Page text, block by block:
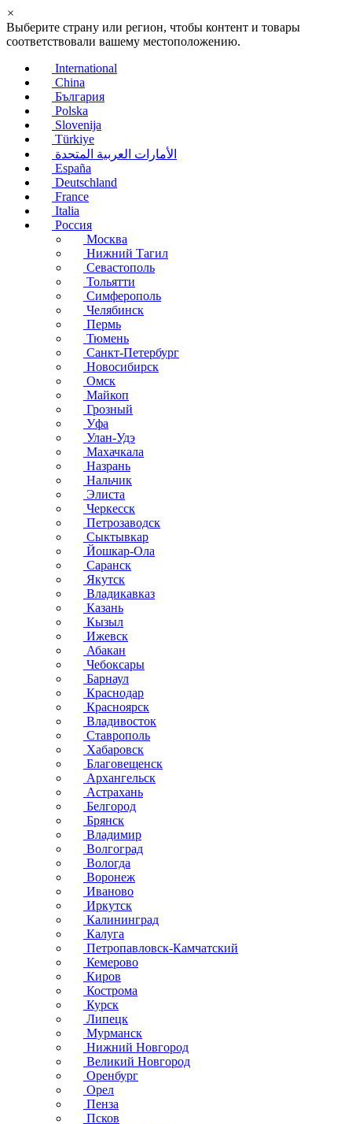
×
Выберите страну или регион, чтобы контент и товары
соответствовали вашему местоположению.
International
China
България
Polska
Slovenija
Türkiye
الأمارات العربية المتحدة
España
Deutschland
France
Italia
Россия
Москва
Нижний Тагил
Севастополь
Тольятти
Симферополь
Челябинск
Пермь
Тюмень
Санкт-Петербург
Новосибирск
Омск
Майкоп
Грозный
Уфа
Улан-Удэ
Махачкала
Назрань
Нальчик
Элиста
Черкесск
Петрозаводск
Сыктывкар
Йошкар-Ола
Саранск
Якутск
Владикавказ
Казань
Кызыл
Ижевск
Абакан
Чебоксары
Барнаул
Краснодар
Красноярск
Владивосток
Ставрополь
Хабаровск
Благовещенск
Архангельск
Астрахань
Белгород
Брянск
Владимир
Волгоград
Вологда
Воронеж
Иваново
Иркутск
Калининград
Калуга
Петропавловск-Камчатский
Кемерово
Киров
Кострома
Курск
Липецк
Мурманск
Нижний Новгород
Великий Новгород
Оренбург
Орел
Пенза
Псков